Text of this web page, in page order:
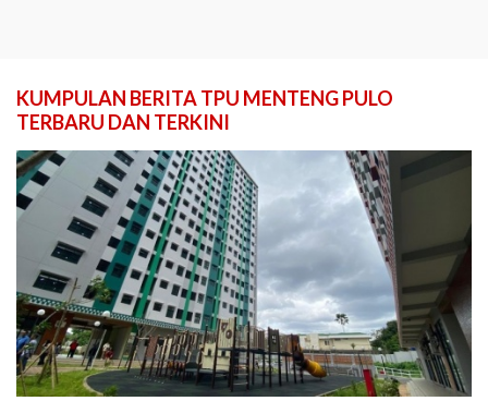
KUMPULAN BERITA TPU MENTENG PULO
TERBARU DAN TERKINI